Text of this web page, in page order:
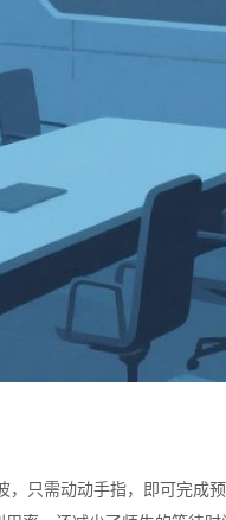
只需动动手指，即可完成